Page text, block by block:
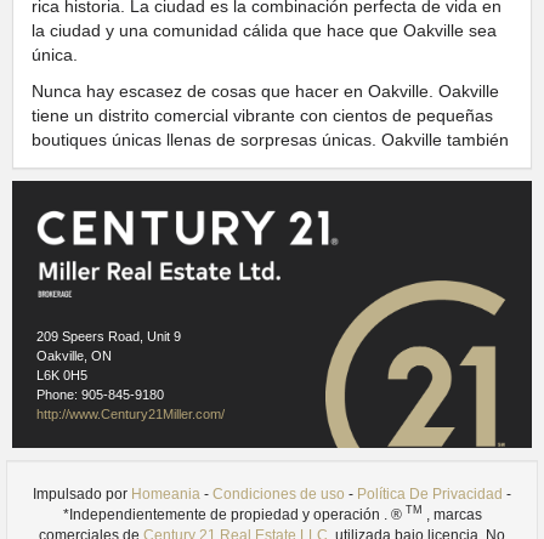
rica historia. La ciudad es la combinación perfecta de vida en
la ciudad y una comunidad cálida que hace que Oakville sea
única.
Nunca hay escasez de cosas que hacer en Oakville. Oakville
tiene un distrito comercial vibrante con cientos de pequeñas
boutiques únicas llenas de sorpresas únicas. Oakville también
tiene una comunidad artística muy activa, así como algunos
Toronto.
No es difícil ver por qué Oakville se considera constantemente
el lugar perfecto para vivir.
OAKVILLE LÍNEA DE COSTA
209 Speers Road, Unit 9
Oakville, ON
L6K 0H5
Phone: 905-845-9180
http://www.Century21Miller.com/
Impulsado por Homeania - Condiciones de uso - Política De Privacidad -
*Independientemente de propiedad y operación . ® TM
, marcas
comerciales de Century 21 Real Estate LLC , utilizada bajo licencia. No